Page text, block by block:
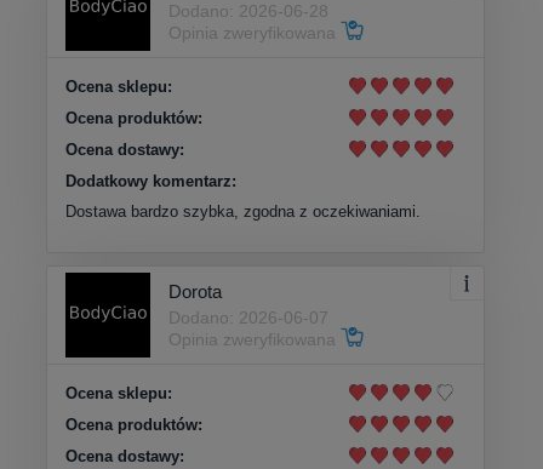
Dodano: 2026-06-28
Opinia zweryfikowana
Ocena sklepu:
Ocena produktów:
Ocena dostawy:
Dodatkowy komentarz:
Dostawa bardzo szybka, zgodna z oczekiwaniami.
Dorota
Dodano: 2026-06-07
Opinia zweryfikowana
Ocena sklepu:
Ocena produktów:
Ocena dostawy: